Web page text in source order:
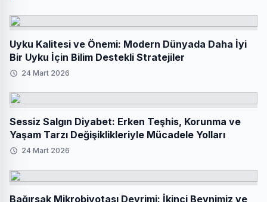
Uyku Kalitesi ve Önemi: Modern Dünyada Daha İyi
Bir Uyku İçin Bilim Destekli Stratejiler
24 Mart 2026
Sessiz Salgın Diyabet: Erken Teşhis, Korunma ve
Yaşam Tarzı Değişiklikleriyle Mücadele Yolları
24 Mart 2026
Bağırsak Mikrobiyotası Devrimi: İkinci Beynimiz ve